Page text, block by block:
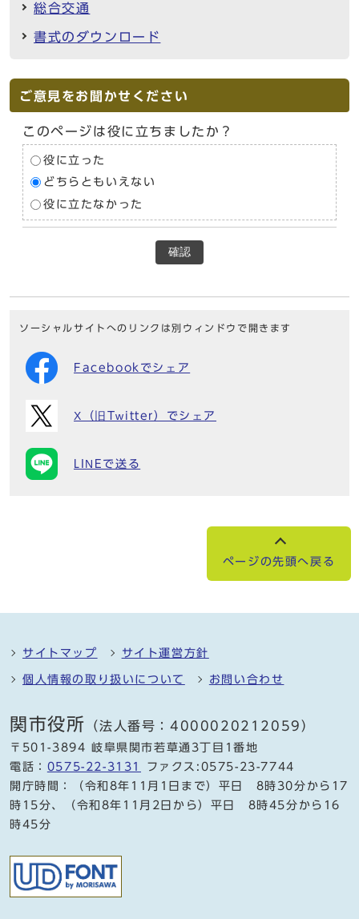
総合交通
書式のダウンロード
ご意見をお聞かせください
このページは役に立ちましたか？
役に立った
どちらともいえない
役に立たなかった
確認
ソーシャルサイトへのリンクは別ウィンドウで開きます
Facebookでシェア
X（旧Twitter）でシェア
LINEで送る
ページの先頭へ戻る
サイトマップ サイト運営方針
個人情報の取り扱いについて お問い合わせ
関市役所 （法人番号：4000020212059）
〒501-3894 岐阜県関市若草通3丁目1番地
電話： 0575-22-3131
ファクス:0575-23-7744
開庁時間：（令和8年11月1日まで）平日 8時30分から17
時15分、（令和8年11月2日から）平日 8時45分から16
時45分